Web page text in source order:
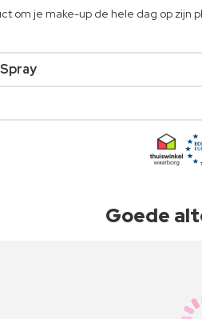
om je make-up de hele dag op zijn
Goede